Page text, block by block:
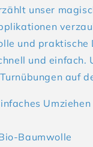
unser
und praktische
und einfach.
auf
Umziehen
Baumwolle